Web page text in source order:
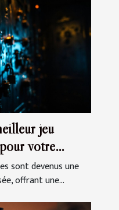
jeu
votre
sont devenus une
offrant une...